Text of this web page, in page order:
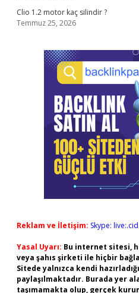
Clio 1.2 motor kaç silindir ?
Temmuz 25, 2026
Reklam ve İletişim: Skype:
Yasal Uyarı: Bu internet sitesi,
veya şahıs şirketi ile hiçbir
Sitede yalnızca kendi
paylaşılmaktadır. Burada yer
taşımamakta olup, gerçek